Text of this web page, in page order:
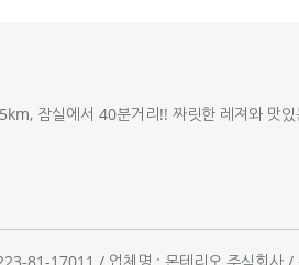
잠실에서 40분거리!! 짜릿한 레져와 맛